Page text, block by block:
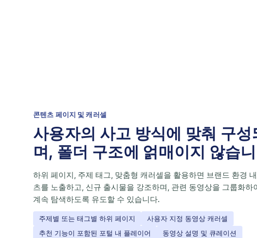
콘텐츠 페이지 및 캐러셀
사용자의 사고 방식에 맞춰 구성
며, 폴더 구조에 얽매이지 않습
하위 페이지, 주제 태그, 맞춤형 캐러셀을 활용하면 브랜드 환경
츠를 노출하고, 신규 출시물을 강조하며, 관련 동영상을 그룹화하
계속 탐색하도록 유도할 수 있습니다.
주제별 또는 태그별 하위 페이지
사용자 지정 동영상 캐러셀
추천 기능이 포함된 포털 내 플레이어
동영상 설명 및 큐레이션